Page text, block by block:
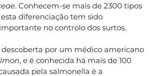
. Conhecem-se mais de 2300 tipos
diferenciação tem sido
no controlo dos surtos.
por um médico americano
, e é conhecida há mais de 100
pela salmonella é a